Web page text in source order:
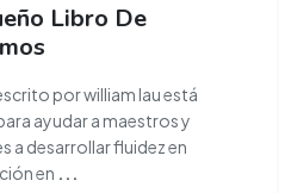
Libro De
por william lau está
ayudar a maestros y
a desarrollar fluidez en
en ...